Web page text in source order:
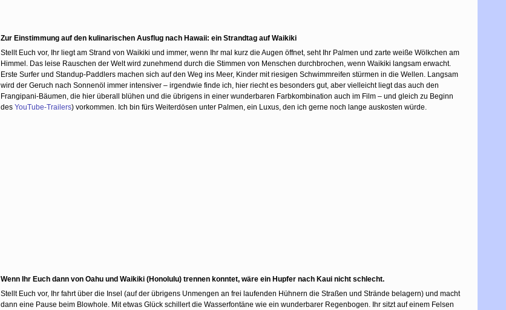
Zur Einstimmung auf den kulinarischen Ausflug nach Hawaii: ein Strandtag auf Waikiki
Stellt Euch vor, Ihr liegt am Strand von Waikiki und immer, wenn Ihr mal kurz die Augen öffnet, seht Ihr Palmen und zarte weiße Wölkchen am
Himmel. Das leise Rauschen der Welt wird zunehmend durch die Stimmen von Menschen durchbrochen, wenn Waikiki langsam erwacht.
Erste Surfer und Standup-Paddlers machen sich auf den Weg ins Meer, Kinder mit riesigen Schwimmreifen stürmen in die Wellen. Langsam
wird der Geruch nach Sonnenöl immer intensiver – irgendwie finde ich, hier riecht es besonders gut, aber vielleicht liegt das auch den
Frangipani-Bäumen, die hier überall blühen und die übrigens in einer wunderbaren Farbkombination auch im Film – und gleich zu Beginn
des YouTube-Trailers) vorkommen. Ich bin fürs Weiterdösen unter Palmen, ein Luxus, den ich gerne noch lange auskosten würde.
Wenn Ihr Euch dann von Oahu und Waikiki (Honolulu) trennen konntet, wäre ein Hupfer nach Kaui nicht schlecht.
Stellt Euch vor, Ihr fahrt über die Insel (auf der übrigens Unmengen an frei laufenden Hühnern die Straßen und Strände belagern) und macht
dann eine Pause beim Blowhole. Mit etwas Glück schillert die Wasserfontäne wie ein wunderbarer Regenbogen. Ihr sitzt auf einem Felsen